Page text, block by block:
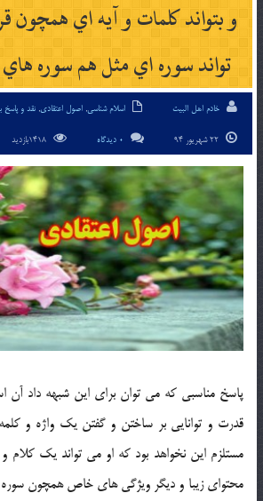
و بتواند كلمات و آيه اي همچون
تواند سوره اي مثل هم سوره هاي
خادم اهل البیت اسلام شناسی, اصول اعتقادی, نقد و
0 دیدگاه
پاسخ مناسبي كه مي توان براي اين شبهه داد
قدرت و توانايي بر ساختن و گفتن يك واژه و
مستلزم اين نخواهد بود كه او مي تواند يك كلام
محتواي زيبا و ديگر ويژگي هاي خاص همچون